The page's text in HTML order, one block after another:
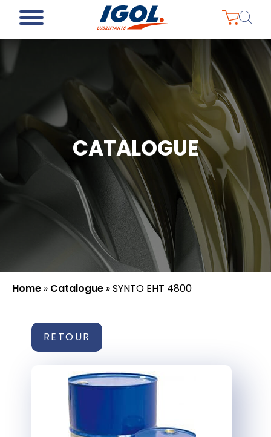
CATALOGUE
Home » Catalogue »SYNTO EHT 4800
RETOUR